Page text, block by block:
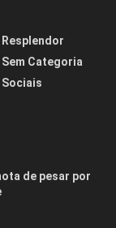
Resplendor
Sem Categoria
Sociais
de pesar por